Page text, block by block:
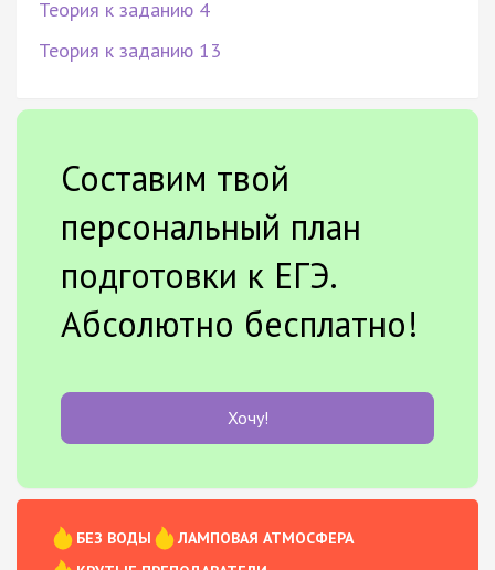
Теория к заданию 4
Теория к заданию 13
Составим твой
персональный план
подготовки к ЕГЭ.
Абсолютно бесплатно!
Хочу!
БЕЗ ВОДЫ
ЛАМПОВАЯ АТМОСФЕРА